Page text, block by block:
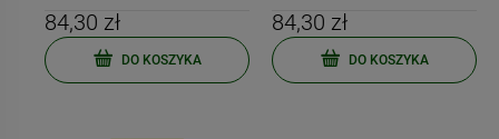
84,30 zł
DO KOSZYKA
84,30 zł
DO KOSZYKA